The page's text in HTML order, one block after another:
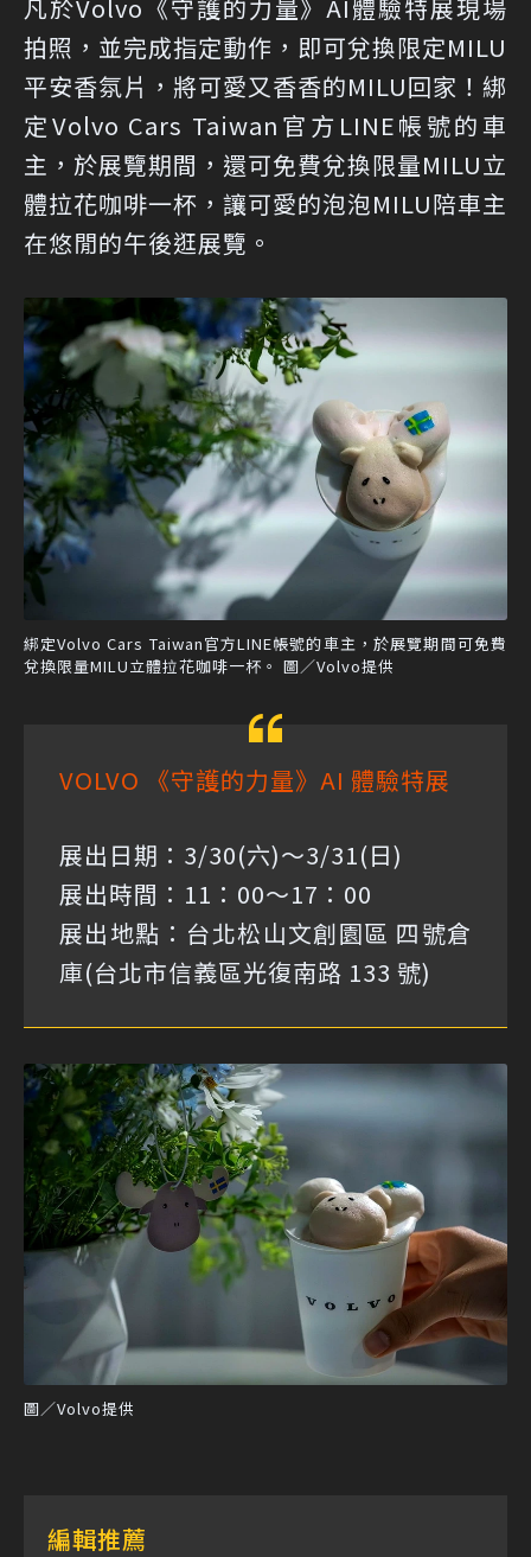
凡於Volvo《守護的力量》AI體驗特展現場
拍照，並完成指定動作，即可兌換限定MILU
平安香氛片，將可愛又香香的MILU回家！綁
定Volvo Cars Taiwan官方LINE帳號的車
主，於展覽期間，還可免費兌換限量MILU立
體拉花咖啡一杯，讓可愛的泡泡MILU陪車主
在悠閒的午後逛展覽。
綁定Volvo Cars Taiwan官方LINE帳號的車主，於展覽期間可免費
兌換限量MILU立體拉花咖啡一杯。 圖／Volvo提供
VOLVO 《守護的力量》AI 體驗特展
展出日期：3/30(六)～3/31(日)
展出時間：11：00～17：00
展出地點：台北松山文創園區 四號倉
庫(台北市信義區光復南路 133 號)
圖／Volvo提供
編輯推薦